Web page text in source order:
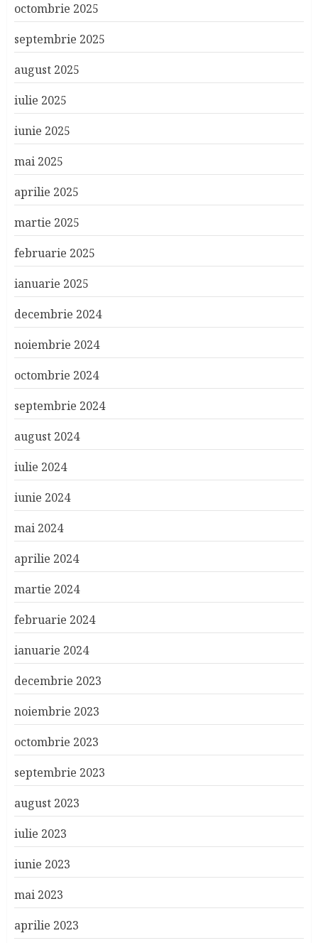
octombrie 2025
septembrie 2025
august 2025
iulie 2025
iunie 2025
mai 2025
aprilie 2025
martie 2025
februarie 2025
ianuarie 2025
decembrie 2024
noiembrie 2024
octombrie 2024
septembrie 2024
august 2024
iulie 2024
iunie 2024
mai 2024
aprilie 2024
martie 2024
februarie 2024
ianuarie 2024
decembrie 2023
noiembrie 2023
octombrie 2023
septembrie 2023
august 2023
iulie 2023
iunie 2023
mai 2023
aprilie 2023